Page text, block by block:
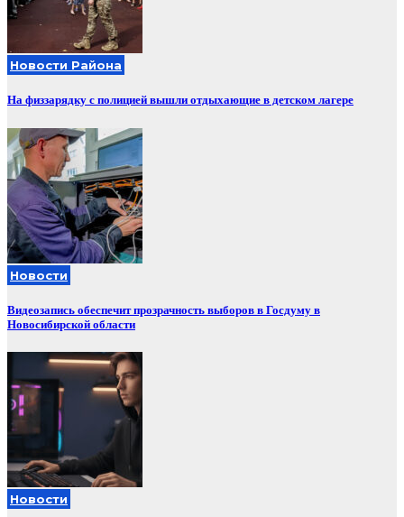
Новости Района
На физзарядку с полицией вышли отдыхающие в детском лагере
Новости
Видеозапись обеспечит прозрачность выборов в Госдуму в
Новосибирской области
Новости